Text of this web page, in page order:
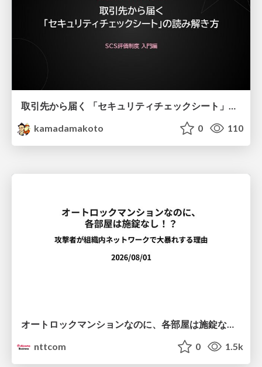
取引先から届く 「セキュリティチェックシート」の読み解き方
kamadamakoto
0 110
nttcom
0 1.5k